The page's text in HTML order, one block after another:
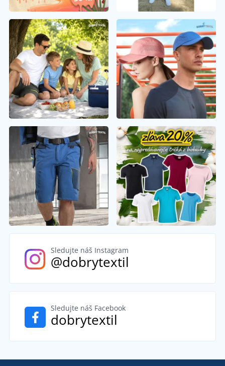
Sledujte náš Instagram
@dobrytextil
Sledujte náš Facebook
dobrytextil